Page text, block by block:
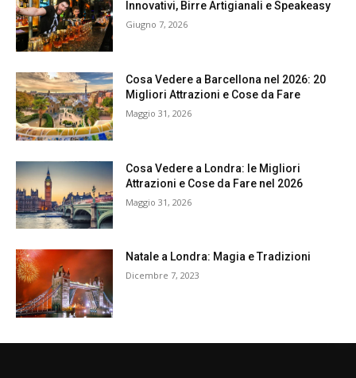
Innovativi, Birre Artigianali e Speakeasy
Giugno 7, 2026
Cosa Vedere a Barcellona nel 2026: 20
Migliori Attrazioni e Cose da Fare
Maggio 31, 2026
Cosa Vedere a Londra: le Migliori
Attrazioni e Cose da Fare nel 2026
Maggio 31, 2026
Natale a Londra: Magia e Tradizioni
Dicembre 7, 2023